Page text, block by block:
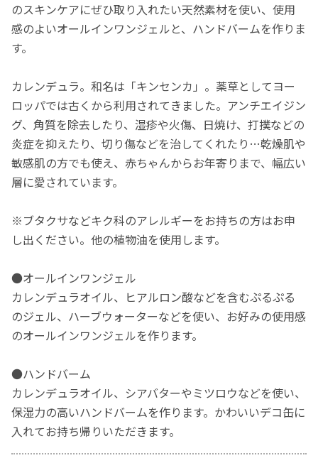
のスキンケアにぜひ取り入れたい天然素材を使い、使用
感のよいオールインワンジェルと、ハンドバームを作りま
す。
カレンデュラ。和名は「キンセンカ」。薬草としてヨー
ロッパでは古くから利用されてきました。アンチエイジン
グ、角質を除去したり、湿疹や火傷、日焼け、打撲などの
炎症を抑えたり、切り傷などを治してくれたり…乾燥肌や
敏感肌の方でも使え、赤ちゃんからお年寄りまで、幅広い
層に愛されています。
※ブタクサなどキク科のアレルギーをお持ちの方はお申
し出ください。他の植物油を使用します。
●オールインワンジェル
カレンデュラオイル、ヒアルロン酸などを含むぷるぷる
のジェル、ハーブウォーターなどを使い、お好みの使用感
のオールインワンジェルを作ります。
●ハンドバーム
カレンデュラオイル、シアバターやミツロウなどを使い、
保湿力の高いハンドバームを作ります。かわいいデコ缶に
入れてお持ち帰りいただきます。